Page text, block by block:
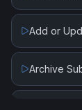
Add or
Archive